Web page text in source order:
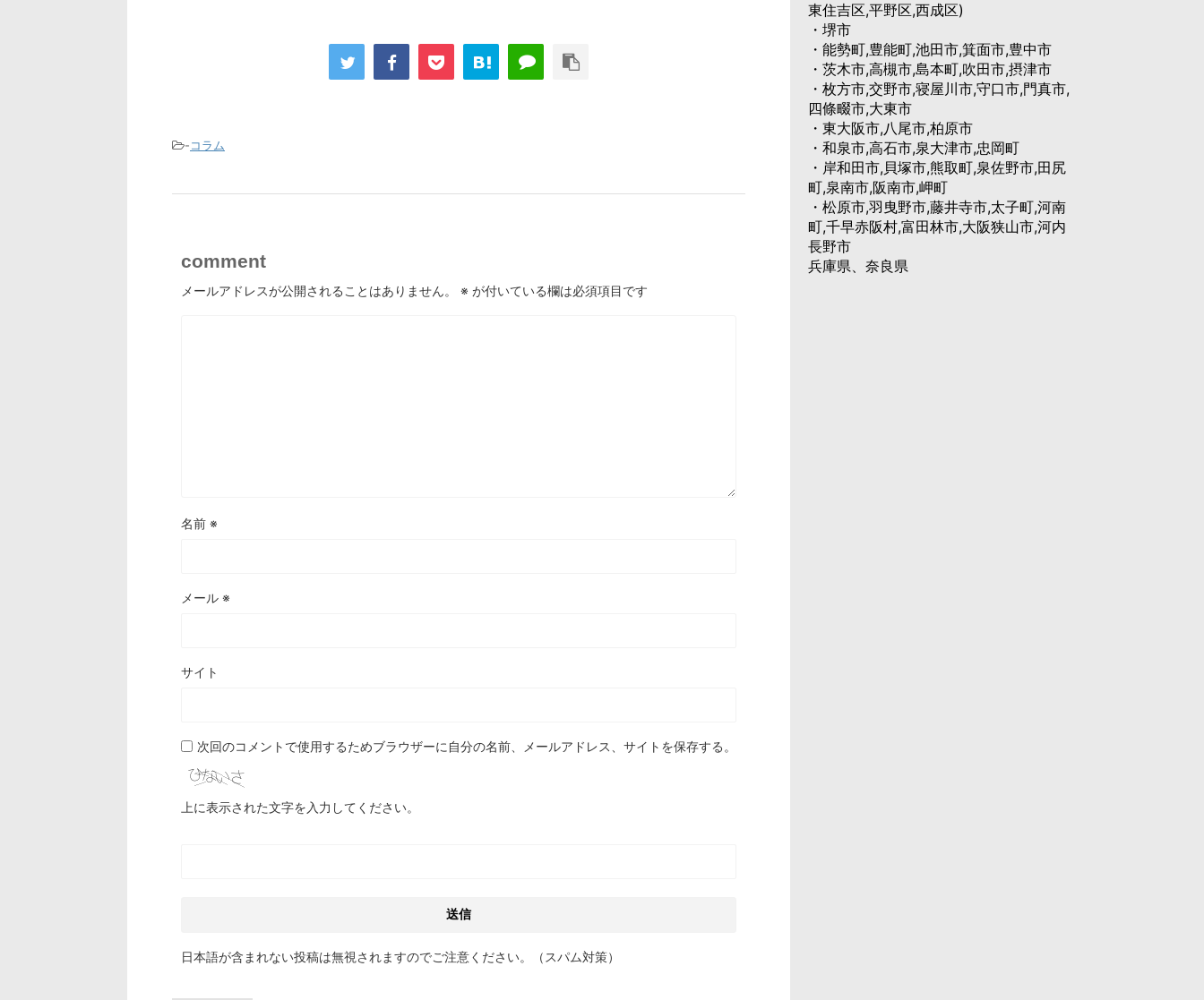
-コラム
comment
メールアドレスが公開されることはありません。 ※ が付いている欄は必須項目です
名前 ※
メール ※
サイト
次回のコメントで使用するためブラウザーに自分の名前、メールアドレス、サイトを保存する。
上に表示された文字を入力してください。
日本語が含まれない投稿は無視されますのでご注意ください。（スパム対策）
東住吉区,平野区,西成区)
・堺市
・能勢町,豊能町,池田市,箕面市,豊中市
・茨木市,高槻市,島本町,吹田市,摂津市
・枚方市,交野市,寝屋川市,守口市,門真市,
四條畷市,大東市
・東大阪市,八尾市,柏原市
・和泉市,高石市,泉大津市,忠岡町
・岸和田市,貝塚市,熊取町,泉佐野市,田尻
町,泉南市,阪南市,岬町
・松原市,羽曳野市,藤井寺市,太子町,河南
町,千早赤阪村,富田林市,大阪狭山市,河内
長野市
兵庫県、奈良県